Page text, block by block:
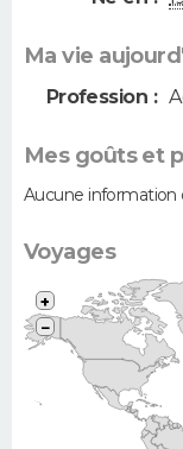
Ma vie
Profession :
Mes goûts et
Aucune information
Voyages
+
−